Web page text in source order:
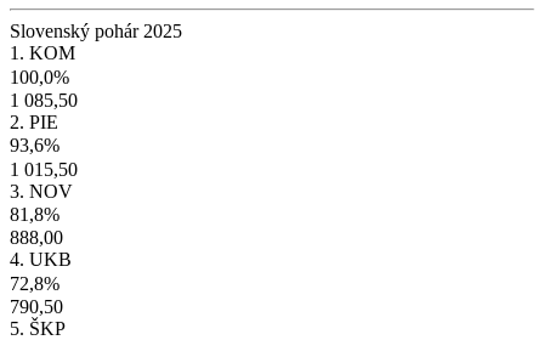
Slovenský pohár 2025
1. KOM
100,0%
1 085,50
2. PIE
93,6%
1 015,50
3. NOV
81,8%
888,00
4. UKB
72,8%
790,50
5. ŠKP